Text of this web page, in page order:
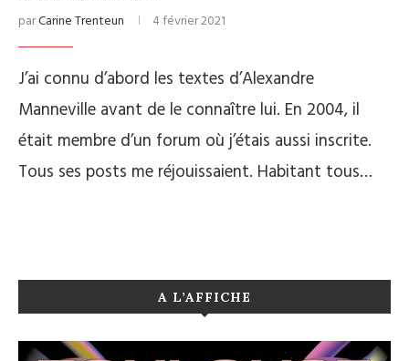
parCarine Trenteun 4 février 2021
J’ai connu d’abord les textes d’Alexandre
Manneville avant de le connaître lui. En 2004, il
était membre d’un forum où j’étais aussi inscrite.
Tous ses posts me réjouissaient. Habitant tous…
A L’AFFICHE